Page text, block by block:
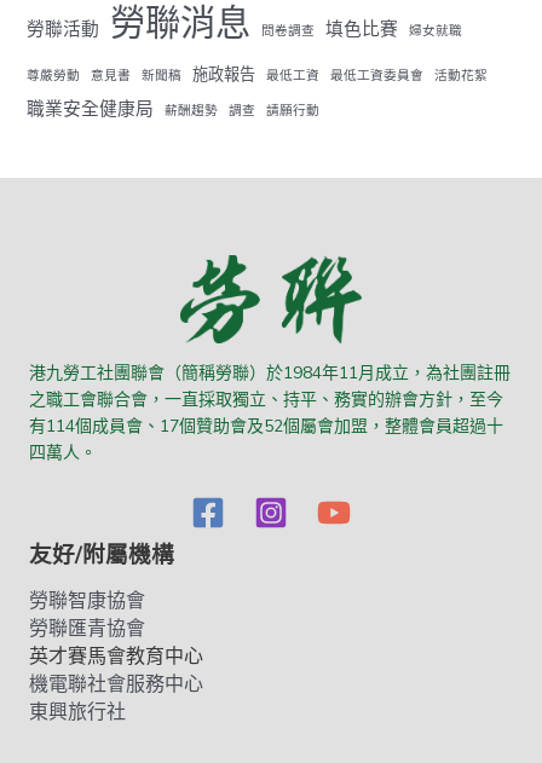
勞聯活動 勞聯消息 問卷調查 填色比賽 婦女就職
尊嚴勞動 意見書 新聞稿 施政報告 最低工資 最低工資委員會 活動花絮
職業安全健康局 薪酬趨勢 調查 請願行動
港九勞工社團聯會（簡稱勞聯）於1984年11月成立，為社團註冊
之職工會聯合會，一直採取獨立、持平、務實的辦會方針，至今
有114個成員會、17個贊助會及52個屬會加盟，整體會員超過十
四萬人。
友好/附屬機構
勞聯智康協會
勞聯匯青協會
英才賽馬會教育中心
機電聯社會服務中心
東興旅行社